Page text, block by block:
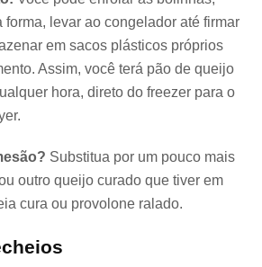
forma, levar ao congelador até firmar
em sacos plásticos próprios
Assim, você terá pão de queijo
hora, direto do freezer para o
Substitua por um pouco mais
outro queijo curado que tiver em
cura ou provolone ralado.